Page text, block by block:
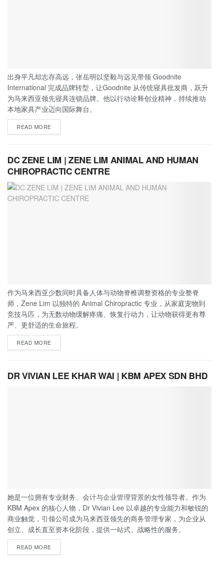
出身平凡却志存高远，张岳明以坚毅与远见带领 Goodnite
International 完成品牌转型，让Goodnite 从传统寝具批发商，跃升
为马来西亚领先寝具连锁品牌。他以行动诠释创业精神，持续推动
本地家具产业迈向国际舞台。
READ MORE
DC ZENE LIM | ZENE LIM ANIMAL AND HUMAN
CHIROPRACTIC CENTRE
作为马来西亚少数同时具备人体与动物脊椎调整资格的专业整脊
师，Zene Lim 以独特的 Animal Chiropractic 专业，从家庭宠物到
竞技马匹，为无数动物缓解疼痛、恢复行动力，让动物获得更有尊
严、更舒适的生命旅程。
READ MORE
DR VIVIAN LEE KHAR WAI | KBM APEX SDN BHD
她是一位拥有专业财务、会计与企业管理背景的女性领导者。作为
KBM Apex 的核心人物，Dr Vivian Lee 以卓越的专业能力和敏锐的
商业触觉，引领公司成为马来西亚领先的商务管理专家，为企业从
创立、成长直至资本化阶段，提供一站式、战略性的服务。
READ MORE